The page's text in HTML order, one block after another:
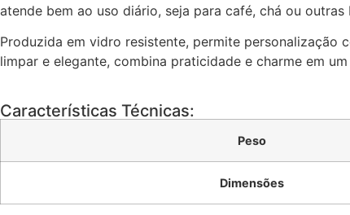
atende bem ao uso diário, seja para café, chá ou outras
Produzida em vidro resistente, permite personalização
limpar e elegante, combina praticidade e charme em
Características Técnicas:
Peso
Dimensões